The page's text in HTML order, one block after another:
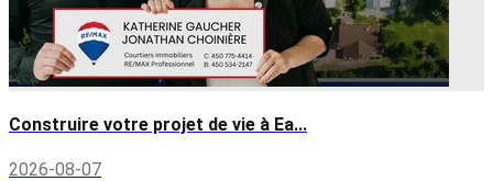
Construire votre projet de vie à Ea...
2026-08-07